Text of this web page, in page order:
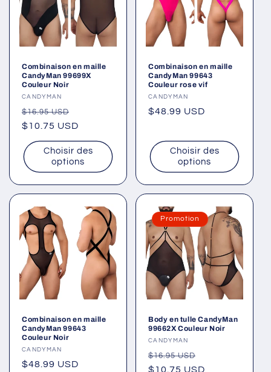
Combinaison en maille
CandyMan 99699X
Couleur Noir
Fournisseur :
CANDYMAN
Prix
habituel
$16.95 USD
promotionnel
$10.75 USD
Choisir des
options
Combinaison en maille
CandyMan 99643
Couleur rose vif
Fournisseur :
CANDYMAN
Prix
$48.99 USD
Choisir des
options
Combinaison en maille
CandyMan 99643
Couleur Noir
Fournisseur :
CANDYMAN
Prix
$48.99 USD
Promotion
Body en tulle CandyMan
99662X Couleur Noir
Fournisseur :
CANDYMAN
Prix
habituel
$16.95 USD
promotionnel
$10.75 USD